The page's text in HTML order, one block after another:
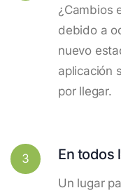
¿Cambios
debido a
nuevo
aplicación
por llegar.
3 En todos
Un lugar